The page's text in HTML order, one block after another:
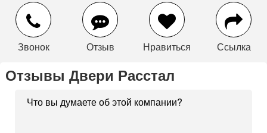
Звонок Отзыв Нравиться Ссылка
Отзывы Двери Расстал